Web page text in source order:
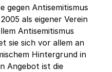
gegen Antisemitismus
als eigener Verein
Antisemitismus
sie sich vor allem an
Hintergrund in
Angebot ist die